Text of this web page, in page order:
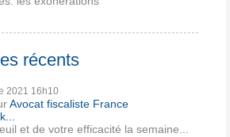
récents
2021 16h10
Avocat fiscaliste France
et de votre efficacité la semaine...